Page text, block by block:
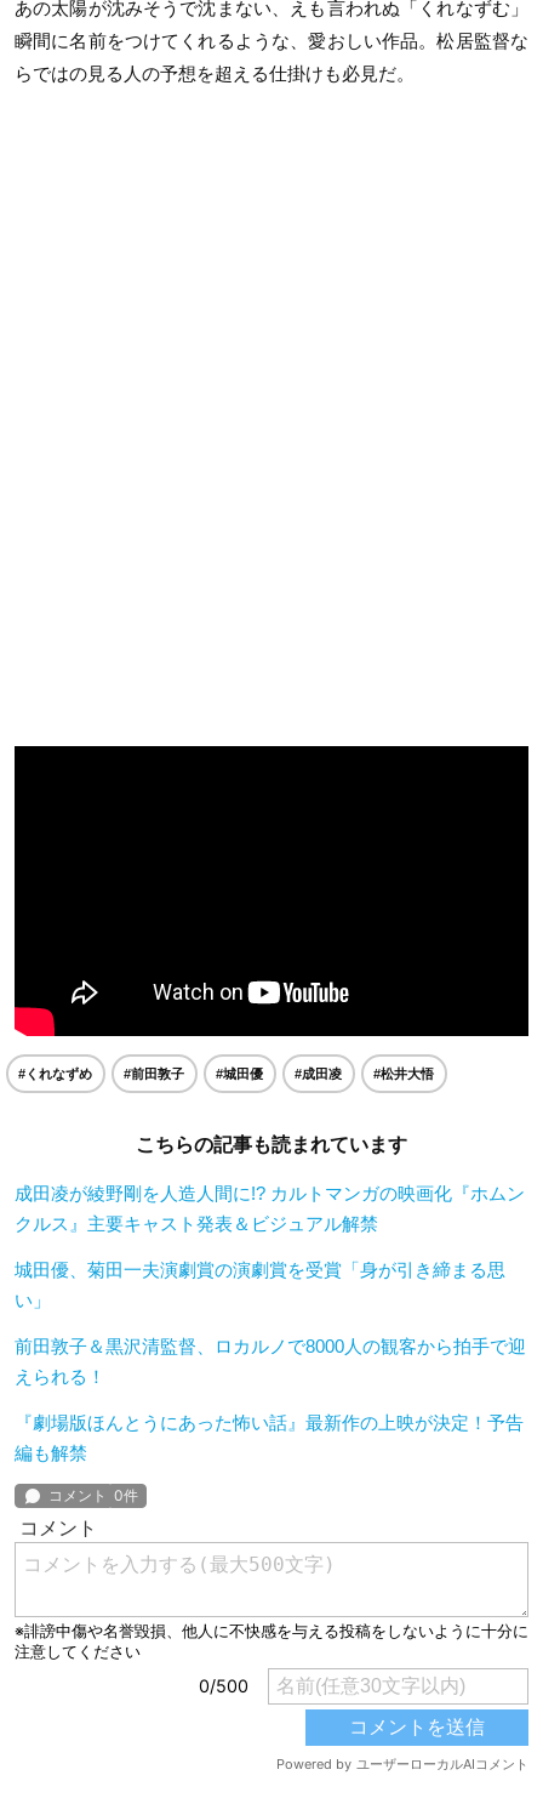
あの太陽が沈みそうで沈まない、えも言われぬ「くれなずむ」
瞬間に名前をつけてくれるような、愛おしい作品。松居監督な
らではの見る人の予想を超える仕掛けも必見だ。
#くれなずめ #前田敦子 #城田優 #成田凌 #松井大悟
こちらの記事も読まれています
成田凌が綾野剛を人造人間に!? カルトマンガの映画化『ホムン
クルス』主要キャスト発表＆ビジュアル解禁
城田優、菊田一夫演劇賞の演劇賞を受賞「身が引き締まる思
い」
前田敦子＆黒沢清監督、ロカルノで8000人の観客から拍手で迎
えられる！
『劇場版ほんとうにあった怖い話』最新作の上映が決定！予告
編も解禁